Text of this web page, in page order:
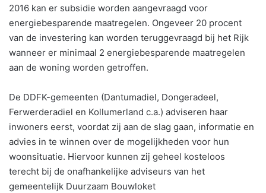
2016 kan er subsidie worden aangevraagd voor
energiebesparende maatregelen. Ongeveer 20 procent
van de investering kan worden teruggevraagd bij het Rijk
wanneer er minimaal 2 energiebesparende maatregelen
aan de woning worden getroffen.
De DDFK-gemeenten (Dantumadiel, Dongeradeel,
Ferwerderadiel en Kollumerland c.a.) adviseren haar
inwoners eerst, voordat zij aan de slag gaan, informatie en
advies in te winnen over de mogelijkheden voor hun
woonsituatie. Hiervoor kunnen zij geheel kosteloos
terecht bij de onafhankelijke adviseurs van het
gemeentelijk Duurzaam Bouwloket